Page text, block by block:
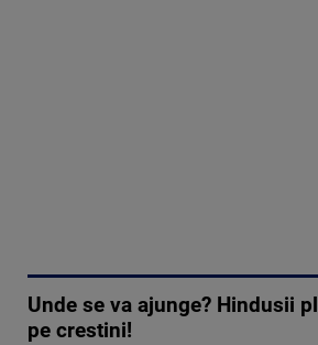
Unde se va ajunge? Hindusii
pe crestini!